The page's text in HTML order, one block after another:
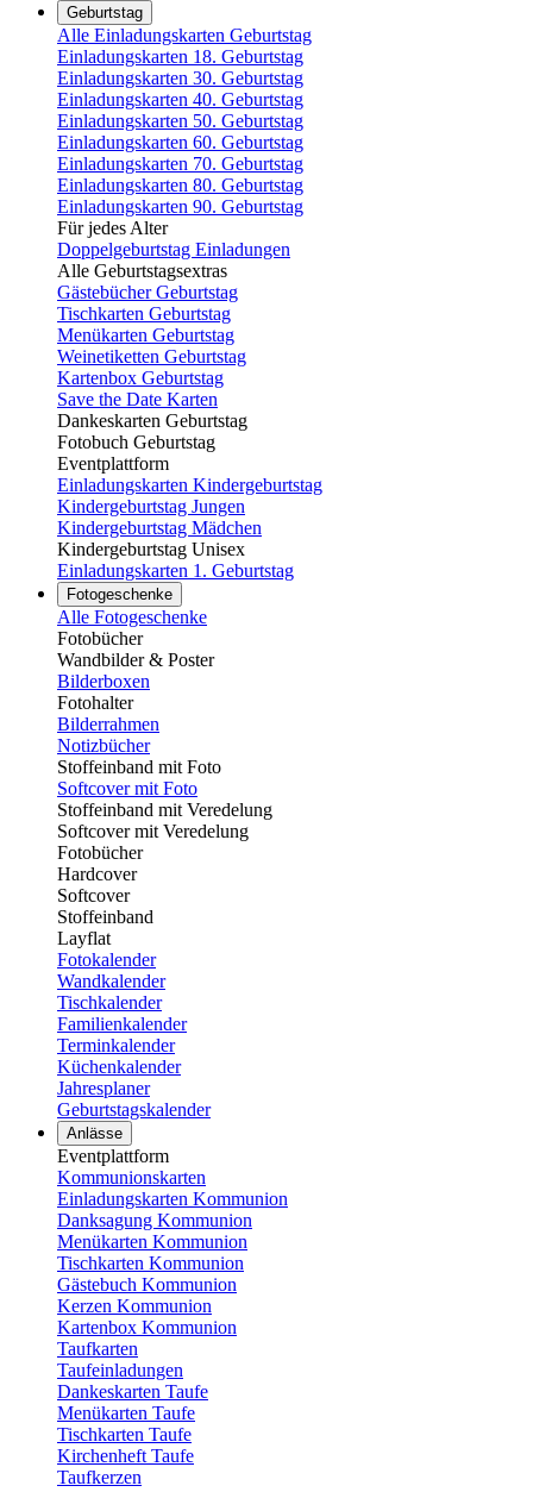
Geburtstag
Alle Einladungskarten Geburtstag
Einladungskarten 18. Geburtstag
Einladungskarten 30. Geburtstag
Einladungskarten 40. Geburtstag
Einladungskarten 50. Geburtstag
Einladungskarten 60. Geburtstag
Einladungskarten 70. Geburtstag
Einladungskarten 80. Geburtstag
Einladungskarten 90. Geburtstag
Für jedes Alter
Doppelgeburtstag Einladungen
Alle Geburtstagsextras
Gästebücher Geburtstag
Tischkarten Geburtstag
Menükarten Geburtstag
Weinetiketten Geburtstag
Kartenbox Geburtstag
Save the Date Karten
Dankeskarten Geburtstag
Fotobuch Geburtstag
Eventplattform
Einladungskarten Kindergeburtstag
Kindergeburtstag Jungen
Kindergeburtstag Mädchen
Kindergeburtstag Unisex
Einladungskarten 1. Geburtstag
Fotogeschenke
Alle Fotogeschenke
Fotobücher
Wandbilder & Poster
Bilderboxen
Fotohalter
Bilderrahmen
Notizbücher
Stoffeinband mit Foto
Softcover mit Foto
Stoffeinband mit Veredelung
Softcover mit Veredelung
Fotobücher
Hardcover
Softcover
Stoffeinband
Layflat
Fotokalender
Wandkalender
Tischkalender
Familienkalender
Terminkalender
Küchenkalender
Jahresplaner
Geburtstagskalender
Anlässe
Eventplattform
Kommunionskarten
Einladungskarten Kommunion
Danksagung Kommunion
Menükarten Kommunion
Tischkarten Kommunion
Gästebuch Kommunion
Kerzen Kommunion
Kartenbox Kommunion
Taufkarten
Taufeinladungen
Dankeskarten Taufe
Menükarten Taufe
Tischkarten Taufe
Kirchenheft Taufe
Taufkerzen